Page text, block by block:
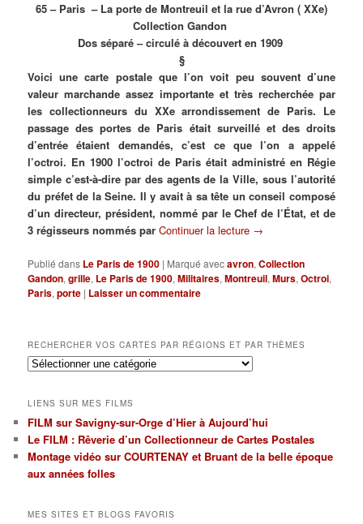
65 – Paris – La porte de Montreuil et la rue d’Avron ( XXe)
Collection Gandon
Dos séparé – circulé à découvert en 1909
§
Voici une carte postale que l’on voit peu souvent d’une
valeur marchande assez importante et très recherchée par
les collectionneurs du XXe arrondissement de Paris. Le
passage des portes de Paris était surveillé et des droits
d’entrée étaient demandés, c’est ce que l’on a appelé
l’octroi. En 1900 l’octroi de Paris était administré en Régie
simple c’est-à-dire par des agents de la Ville, sous l’autorité
du préfet de la Seine. Il y avait à sa tête un conseil composé
d’un directeur, président, nommé par le Chef de l’État, et de
3 régisseurs nommés par Continuer la lecture →
Publié dans Le Paris de 1900 | Marqué avecavron,Collection
Gandon,grille, Le Paris de 1900,Militaires,Montreuil,Murs,Octroi,
Paris,porte | Laisser un commentaire
RECHERCHER VOS CARTES PAR RÉGIONS ET PAR THÈMES
Rechercher
par
régions
et
par
thèmes
LIENS SUR MES FILMS
FILM sur Savigny-sur-Orge d’Hier à Aujourd’hui
Le FILM : Rêverie d’un Collectionneur de Cartes Postales
Montage vidéo sur COURTENAY et Bruant de la belle époque
aux années folles
MES SITES ET BLOGS FAVORIS